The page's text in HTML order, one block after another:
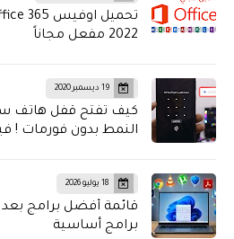
2022 مفعل مجاناً
19 ديسمبر 2020
كيف تفتح قفل هاتف
النمط بدون فورمات !
18 يوليو 2026
برامج أساسية